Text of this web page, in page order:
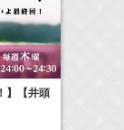
】【井頭